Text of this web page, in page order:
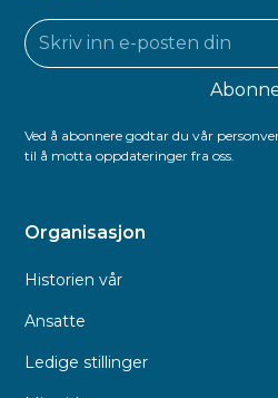
Ved å abonnere godtar du vår
til å motta oppdateringer fra oss.
Organisasjon
Historien vår
Ansatte
Ledige stillinger